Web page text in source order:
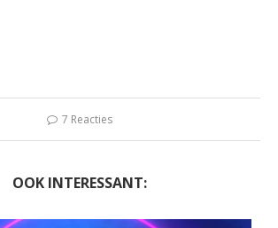
7 Reacties
OOK INTERESSANT: